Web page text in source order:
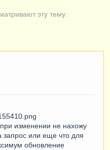
эту тему.
изменении не нахожу
запрос или еще что для
обновление